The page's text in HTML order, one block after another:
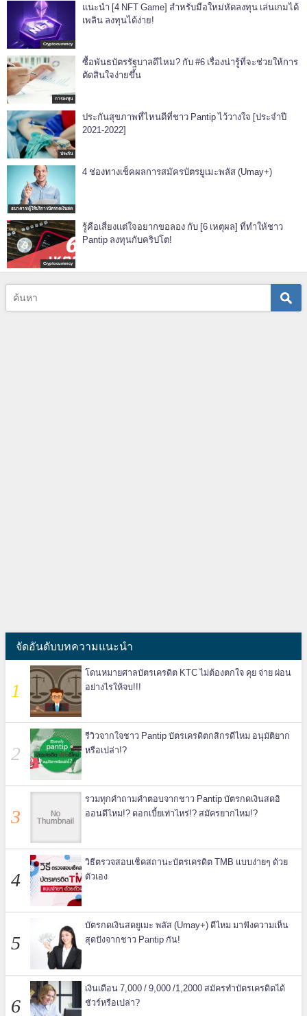
Cryptocurrency
แนะนำ [4 NFT Game] สำหรับมือใหม่หัดลงทุน เล่นเกมได้
เพลิน ลงทุนได้ง่าย!
การลงทุน
ซื้อพันธบัตรรัฐบาลดีไหม? กับ #6 เรื่องน่ารู้ที่จะช่วยให้การ
ตัดสินใจง่ายขึ้น
ประกัน
ประกันสุขภาพที่ไหนดีที่ชาว Pantip ไว้วางใจ [ประจำปี
2021-2022]
ธนาคาร/ผู้ให้บริการบัตรกดเงินสด
4 ช่องทางเช็คผลการสมัครบัตรยูเมะพลัส (Umay+)
Cryptocurrency
รู้คือเสี่ยงแต่ใจอยากขอลอง กับ [6 เหตุผล] ที่ทำให้ชาว
Pantip ลงทุนกับคริปโต!
จัดอันดับบทความแนะนำ
โดนหมายศาลบัตรเครดิต KTC ไม่ต้องตกใจ คุย จ่าย ผ่อน
อย่างไรให้จบ!!!
รีวิวจากใจชาว Pantip บัตรเครดิตกสิกรดีไหม อนุมัติยาก
หรือเปล่า!?
รวมทุกคำถามคำตอบจากชาว Pantip บัตรกดเงินสดอิ
ออนดีไหม!? ดอกเบี้ยเท่าไหร่!? สมัครยากไหม!?
วิธีตรวจสอบเช็คสถานะบัตรเครดิต TMB แบบง่ายๆ ด้วย
ตัวเอง
บัตรกดเงินสดยูเมะ พลัส (Umay+) ดีไหม มาฟังความเห็น
สุดปังจากชาว Pantip กัน!
เงินเดือน 7,000 / 9,000 /1,2000 สมัครทำบัตรเครดิตได้
ชัวร์หรือเปล่า?